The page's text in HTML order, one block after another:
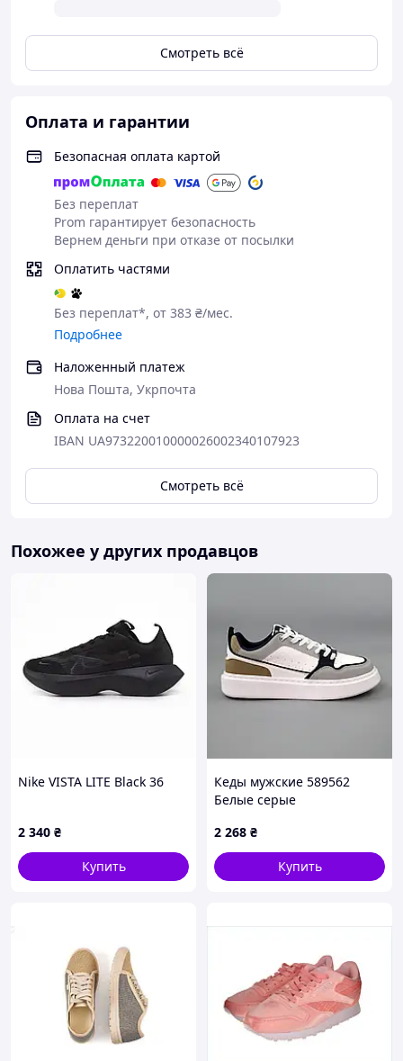
Смотреть всё
Оплата и гарантии
Безопасная оплата картой
Без переплат
Prom гарантирует безопасность
Вернем деньги при отказе от посылки
Оплатить частями
Без переплат*, от 383 ₴/мес.
Подробнее
Наложенный платеж
Нова Пошта, Укрпочта
Оплата на счет
IBAN UA973220010000026002340107923
Смотреть всё
Похожее у других продавцов
Nike VISTA LITE Black 36
2 340 ₴
Купить
Кеды мужские 589562
Белые серые
2 268 ₴
Купить